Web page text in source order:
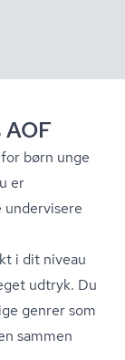
børn unge
er
i dit niveau
udtryk. Du
genrer som
sammen